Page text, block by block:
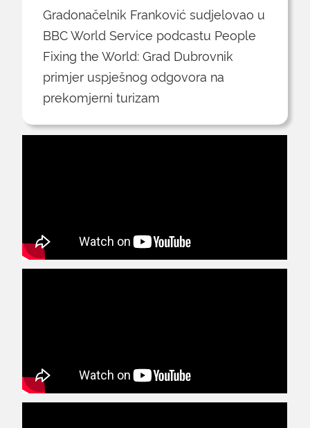
Gradonačelnik Franković sudjelovao u
BBC World Service podcastu People
Fixing the World: Grad Dubrovnik
primjer uspješnog odgovora na
prekomjerni turizam